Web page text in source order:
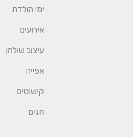
ימי הולדת
אירועים
עיצוב שולחן
אפייה
קישוטים
חגים